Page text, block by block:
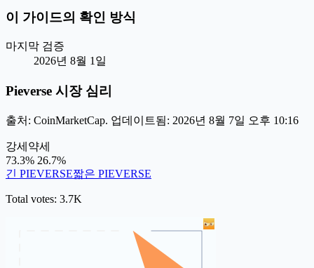
이 가이드의 확인 방식
마지막 검증
2026년 8월 1일
Pieverse 시장 심리
출처: CoinMarketCap. 업데이트됨: 2026년 8월 7일 오후 10:16
강세 약세
73.3% 26.7%
긴 PIEVERSE짧은 PIEVERSE
Total votes: 3.7K